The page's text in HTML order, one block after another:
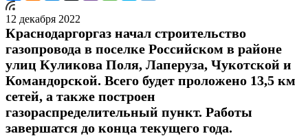
12 декабря 2022
Краснодаргоргаз начал строительство
газопровода в поселке Российском в районе
улиц Куликова Поля, Лаперуза, Чукотской и
Командорской. Всего будет проложено 13,5 км
сетей, а также построен
газораспределительный пункт. Работы
завершатся до конца текущего года.